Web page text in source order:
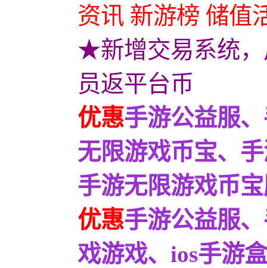
资讯 新游榜 储值
★新增交易系统，
员返平台币
优惠手游公益服
无限游戏币宝、
手游无限游戏币宝
优惠手游公益服
戏游戏、ios手游